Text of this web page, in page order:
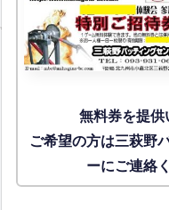
無料券を提供
ご希望の方は三萩野
ーにご連絡